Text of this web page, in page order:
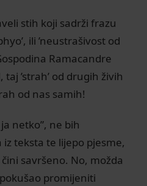
stih koji sadrži frazu
ili ’neustrašivost od
Ramacandre
’strah’ od drugih živih
od nas samih!
netko”, ne bih
teksta te lijepo pjesme,
savršeno. No, možda
promijeniti